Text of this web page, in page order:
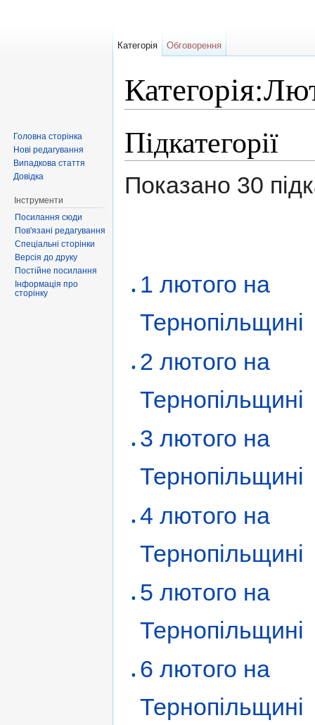
Підкатегорії
Показано 30
1 лютого на
Тернопільщині
2 лютого на
Тернопільщині
3 лютого на
Тернопільщині
4 лютого на
Тернопільщині
5 лютого на
Тернопільщині
6 лютого на
Тернопільщині
Категорія Обговорення
Головна сторінка
Нові редагування
Випадкова стаття
Довідка
Інструменти
Посилання сюди
Пов'язані редагування
Спеціальні сторінки
Версія до друку
Постійне посилання
Інформація про
сторінку